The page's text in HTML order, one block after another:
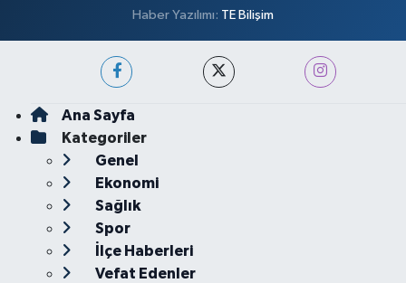
Haber Yazılımı: TE Bilişim
Ana Sayfa
Kategoriler
Genel
Ekonomi
Sağlık
Spor
İlçe Haberleri
Vefat Edenler